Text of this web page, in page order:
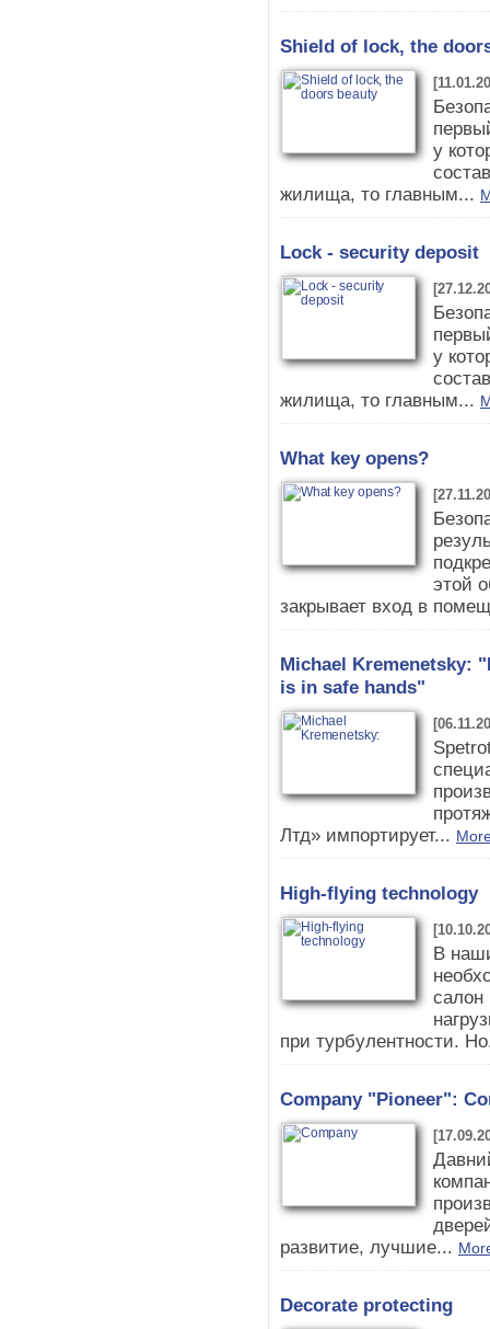
Shield of lock, the
у
жилища, то главным...
Lock - security deposit
у
жилища, то главным...
What key opens?
этой
закрывает вход в
Michael Kremenetsky:
is in safe hands"
Лтд» импортирует...
High-flying technology
В
салон
при турбулентности.
Company "Pioneer":
развитие, лучшие...
Decorate protecting